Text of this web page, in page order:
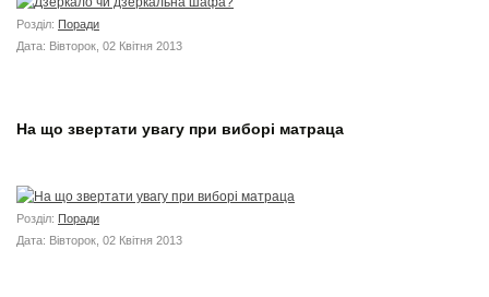
Розділ: Поради
Дата: Вівторок, 02 Квітня 2013
На що звертати увагу при виборі матраца
Розділ: Поради
Дата: Вівторок, 02 Квітня 2013